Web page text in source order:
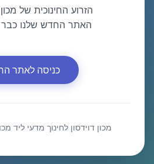
הזרוע החינוכית של
האתר החדש שלנו
כניסה לאתר
מכון דוידסון לחינוך מדעי ליד